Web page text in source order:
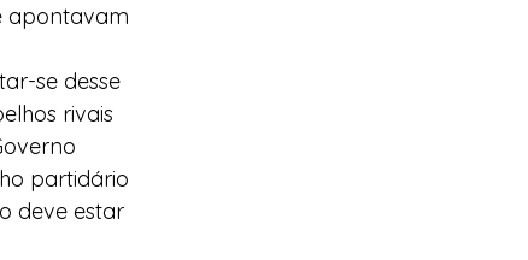
apontavam
se desse
rivais
partidário
deve estar